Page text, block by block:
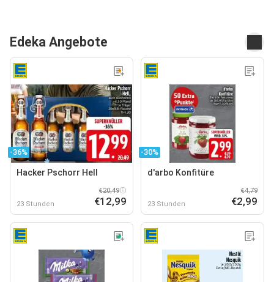
Edeka Angebote
-36%
Hacker Pschorr Hell
23 Stunden
€20,49
€12,99
-30%
d'arbo Konfitüre
23 Stunden
€4,79
€2,99